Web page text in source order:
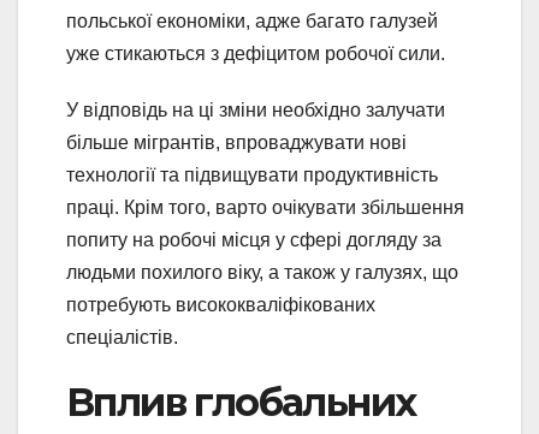
польської економіки, адже багато галузей
уже стикаються з дефіцитом робочої сили.
У відповідь на ці зміни необхідно залучати
більше мігрантів, впроваджувати нові
технології та підвищувати продуктивність
праці. Крім того, варто очікувати збільшення
попиту на робочі місця у сфері догляду за
людьми похилого віку, а також у галузях, що
потребують висококваліфікованих
спеціалістів.
Вплив глобальних